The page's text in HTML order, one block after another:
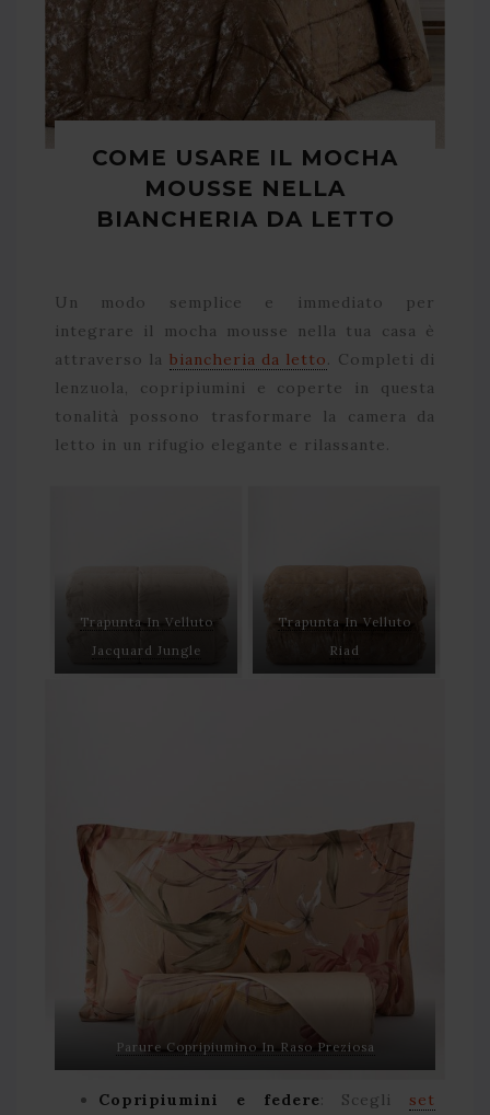
COME USARE IL MOCHA
MOUSSE NELLA
BIANCHERIA DA LETTO
Un modo semplice e immediato per
integrare il mocha mousse nella tua casa è
attraverso la biancheria da letto. Completi di
lenzuola, copripiumini e coperte in questa
tonalità possono trasformare la camera da
letto in un rifugio elegante e rilassante.
Trapunta In Velluto
Jacquard Jungle
Trapunta In Velluto
Riad
Parure Copripiumino In Raso Preziosa
Copripiumini e federe: Scegli set